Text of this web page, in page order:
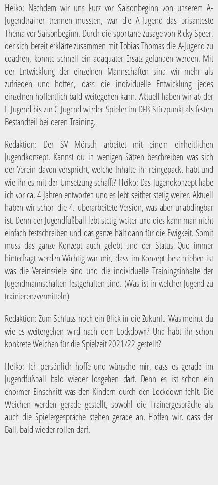
Heiko: Nachdem wir uns kurz vor Saisonbeginn von unserem A-
Jugendtrainer trennen mussten, war die A-Jugend das brisanteste
Thema vor Saisonbeginn. Durch die spontane Zusage von Ricky Speer,
der sich bereit erklärte zusammen mit Tobias Thomas die A-Jugend zu
coachen, konnte schnell ein adäquater Ersatz gefunden werden. Mit
der Entwicklung der einzelnen Mannschaften sind wir mehr als
zufrieden und hoffen, dass die individuelle Entwicklung jedes
einzelnen hoffentlich bald weitegehen kann. Aktuell haben wir ab der
E-Jugend bis zur C-Jugend wieder Spieler im DFB-Stützpunkt als festen
Bestandteil bei deren Training.
Redaktion: Der SV Mörsch arbeitet mit einem einheitlichen
Jugendkonzept. Kannst du in wenigen Sätzen beschreiben was sich
der Verein davon verspricht, welche Inhalte ihr reingepackt habt und
wie ihr es mit der Umsetzung schafft? Heiko: Das Jugendkonzept habe
ich vor ca. 4 Jahren entworfen und es lebt seither stetig weiter. Aktuell
haben wir schon die 4. überarbeitete Version, was aber unabdingbar
ist. Denn der Jugendfußball lebt stetig weiter und dies kann man nicht
einfach festschreiben und das ganze hält dann für die Ewigkeit. Somit
muss das ganze Konzept auch gelebt und der Status Quo immer
hinterfragt werden.Wichtig war mir, dass im Konzept beschrieben ist
was die Vereinsziele sind und die individuelle Trainingsinhalte der
Jugendmannschaften festgehalten sind. (Was ist in welcher Jugend zu
trainieren/vermitteln)
Redaktion: Zum Schluss noch ein Blick in die Zukunft. Was meinst du
wie es weitergehen wird nach dem Lockdown? Und habt ihr schon
konkrete Weichen für die Spielzeit 2021/22 gestellt?
Heiko: Ich persönlich hoffe und wünsche mir, dass es gerade im
Jugendfußball bald wieder losgehen darf. Denn es ist schon ein
enormer Einschnitt was den Kindern durch den Lockdown fehlt. Die
Weichen werden gerade gestellt, sowohl die Trainergespräche als
auch die Spielergespräche stehen gerade an. Hoffen wir, dass der
Ball, bald wieder rollen darf.